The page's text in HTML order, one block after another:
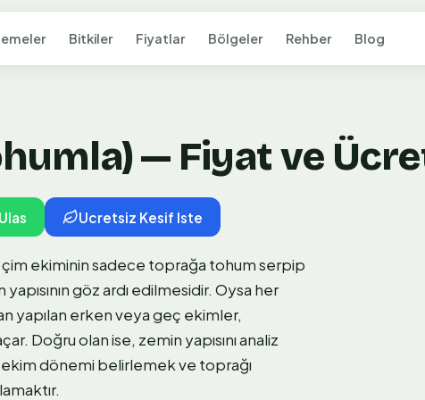
Bitkiler Fiyatlar Bölgeler Rehber Blog
— Fiyat ve
Ucretsiz Kesif Iste
çim ekiminin sadece toprağa tohum serpip
göz ardı edilmesidir. Oysa her
yapılan erken veya geç ekimler,
Doğru olan ise, zemin yapısını analiz
dönemi belirlemek ve toprağı